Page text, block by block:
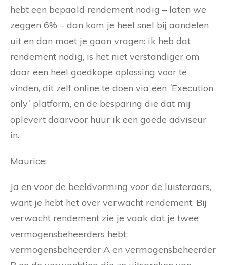
hebt een bepaald rendement nodig – laten we
zeggen 6% – dan kom je heel snel bij aandelen
uit en dan moet je gaan vragen: ik heb dat
rendement nodig, is het niet verstandiger om
daar een heel goedkope oplossing voor te
vinden, dit zelf online te doen via een ´Execution
only´ platform, en de besparing die dat mij
oplevert daarvoor huur ik een goede adviseur
in.
Maurice:
Ja en voor de beeldvorming voor de luisteraars,
want je hebt het over verwacht rendement. Bij
verwacht rendement zie je vaak dat je twee
vermogensbeheerders hebt:
vermogensbeheerder A en vermogensbeheerder